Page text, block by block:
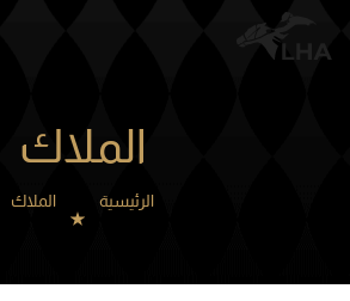
الملاك
الرئيسية الملاك